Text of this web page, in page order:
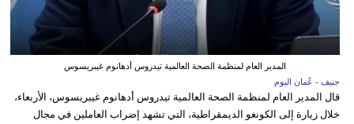
المدير العام لمنظمة الصحة العالمية تيدروس أدهانوم غيبريسوس
جنيف - عُمان اليوم
قال المدير العام لمنظمة الصحة العالمية تيدروس أدهانوم غيبريسوس، الأربعاء،
خلال زيارة إلى الكونغو الديمقراطية، التي تشهد إضراب العاملين في مجال